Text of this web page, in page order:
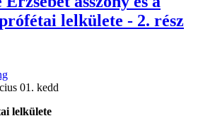
lelkülete - 2. rész
01. kedd
lelkülete